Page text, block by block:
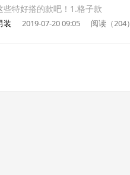
些特好搭的款吧！1.格子款
装 2019-07-20 09:05 阅读（204）